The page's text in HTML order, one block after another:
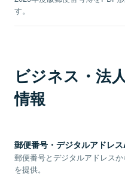
す。
ビジネス・法
情報
郵便番号・デジタルアドレ
郵便番号とデジタルアドレス
を提供。